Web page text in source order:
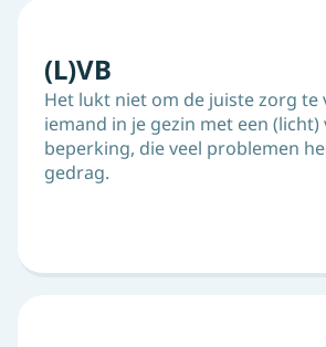
(L)VB
Het lukt niet om de juiste zorg te
iemand in je gezin met een
beperking, die veel problemen
gedrag.